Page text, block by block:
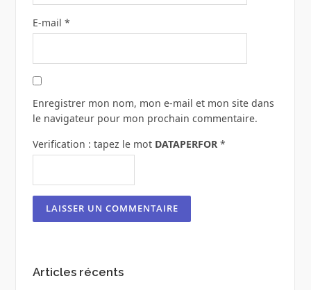
E-mail *
Enregistrer mon nom, mon e-mail et mon site dans
le navigateur pour mon prochain commentaire.
Verification : tapez le mot DATAPERFOR *
Articles récents